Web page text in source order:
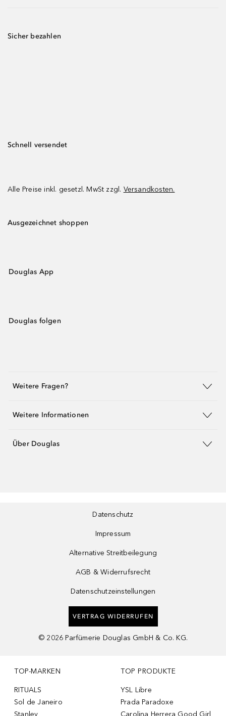
Sicher bezahlen
Schnell versendet
Alle Preise inkl. gesetzl. MwSt zzgl. Versandkosten.
Ausgezeichnet shoppen
Douglas App
Douglas folgen
Weitere Fragen?
Weitere Informationen
Über Douglas
Datenschutz
Impressum
Alternative Streitbeilegung
AGB & Widerrufsrecht
Datenschutzeinstellungen
VERTRAG WIDERRUFEN
© 2026 Parfümerie Douglas GmbH & Co. KG.
TOP-MARKEN
RITUALS
Sol de Janeiro
Stanley
TOP PRODUKTE
YSL Libre
Prada Paradoxe
Carolina Herrera Good Girl